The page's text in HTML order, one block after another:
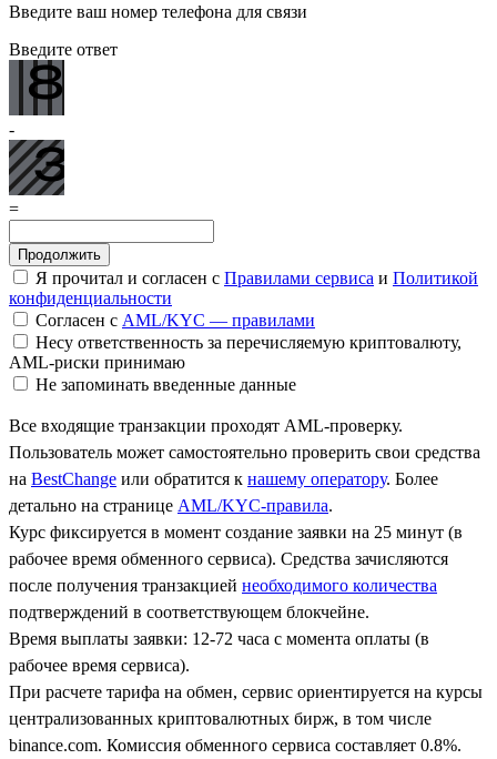
Введите ваш номер телефона для связи
Введите ответ
-
=
Я прочитал и согласен с Правилами сервиса и Политикой
конфиденциальности
Согласен с AML/KYC — правилами
Несу ответственность за перечисляемую криптовалюту,
AML-риски принимаю
Не запоминать введенные данные
Все входящие транзакции проходят AML-проверку.
Пользователь может самостоятельно проверить свои средства
на BestChange или обратится к нашему оператору. Более
детально на странице AML/KYC-правила.
Курс фиксируется в момент создание заявки на 25 минут (в
рабочее время обменного сервиса). Средства зачисляются
после получения транзакцией необходимого количества
подтверждений в соответствующем блокчейне.
Время выплаты заявки: 12-72 часа с момента оплаты (в
рабочее время сервиса).
При расчете тарифа на обмен, сервис ориентируется на курсы
централизованных криптовалютных бирж, в том числе
binance.com. Комиссия обменного сервиса составляет 0.8%.